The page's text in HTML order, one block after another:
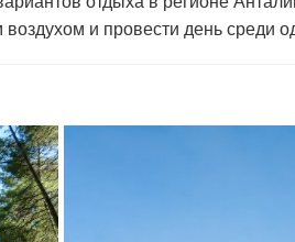
и провести день среди